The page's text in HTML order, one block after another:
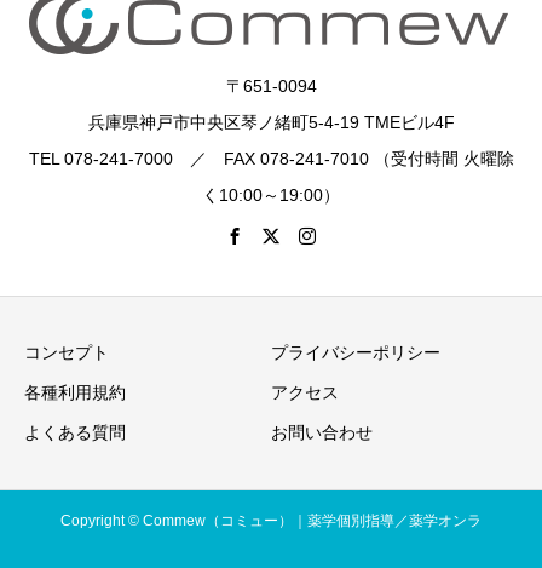
〒651-0094
兵庫県神戸市中央区琴ノ緒町5-4-19 TMEビル4F
TEL 078-241-7000 ／ FAX 078-241-7010 （受付時間 火曜除
く10:00～19:00）
コンセプト プライバシーポリシー
各種利用規約 アクセス
よくある質問 お問い合わせ
Copyright © Commew（コミュー）｜薬学個別指導／薬学オンラ